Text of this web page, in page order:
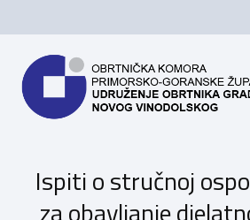
Ispiti o stručnoj
za obavljanje